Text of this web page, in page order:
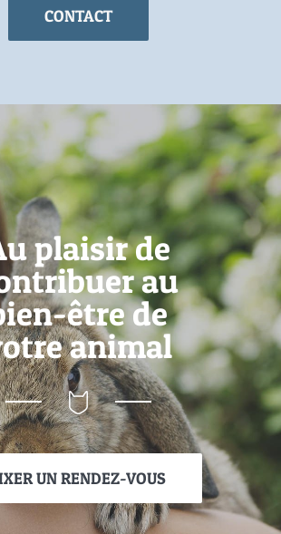
CONTACT
plaisir de
au
être de
animal
UN RENDEZ-VOUS